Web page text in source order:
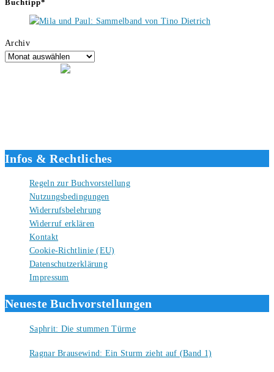
Buchtipp*
Archiv
Infos & Rechtliches
Regeln zur Buchvorstellung
Nutzungsbedingungen
Widerrufsbelehrung
Widerruf erklären
Kontakt
Cookie-Richtlinie (EU)
Datenschutzerklärung
Impressum
Neueste Buchvorstellungen
Saphrit: Die stummen Türme
Ragnar Brausewind: Ein Sturm zieht auf (Band 1)